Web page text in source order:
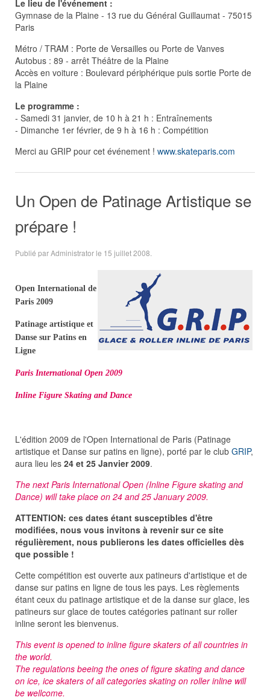
Le lieu de l'événement :
Gymnase de la Plaine - 13 rue du Général Guillaumat - 75015
Paris
Métro / TRAM : Porte de Versailles ou Porte de Vanves
Autobus : 89 - arrêt Théâtre de la Plaine
Accès en voiture : Boulevard périphérique puis sortie Porte de
la Plaine
Le programme :
- Samedi 31 janvier, de 10 h à 21 h : Entraînements
- Dimanche 1er février, de 9 h à 16 h : Compétition
Merci au GRIP pour cet événement ! www.skateparis.com
Un Open de Patinage Artistique se
prépare !
Publié par Administrator le 15 juillet 2008
Open International de
Paris 2009
Patinage artistique et
Danse sur Patins en
Ligne
Paris International Open 2009
Inline Figure Skating and Dance
L'édition 2009 de l'Open International de Paris (Patinage
artistique et Danse sur patins en ligne), porté par le club GRIP,
aura lieu les 24 et 25 Janvier 2009.
The next Paris International Open (Inline Figure skating and
Dance) will take place on 24 and 25 January 2009.
ATTENTION: ces dates étant susceptibles d'être
modifiées, nous vous invitons à revenir sur ce site
régulièrement, nous publierons les dates officielles dès
que possible !
Cette compétition est ouverte aux patineurs d'artistique et de
danse sur patins en ligne de tous les pays. Les règlements
étant ceux du patinage artistique et de la danse sur glace, les
patineurs sur glace de toutes catégories patinant sur roller
inline seront les bienvenus.
This event is opened to inline figure skaters of all countries in
the world.
The regulations beeing the ones of figure skating and dance
on ice, ice skaters of all categories skating on roller inline will
be wellcome.